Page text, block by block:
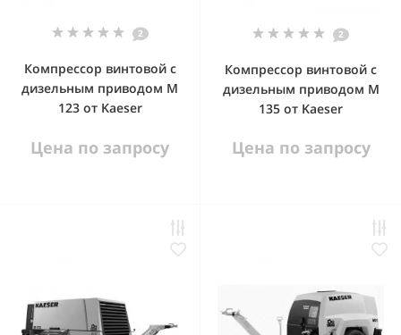
2
Компрессор винтовой с
дизельным приводом М
123 от Kaeser
Цена по запросу
2
Компрессор винтовой с
дизельным приводом М
135 от Kaeser
Цена по запросу